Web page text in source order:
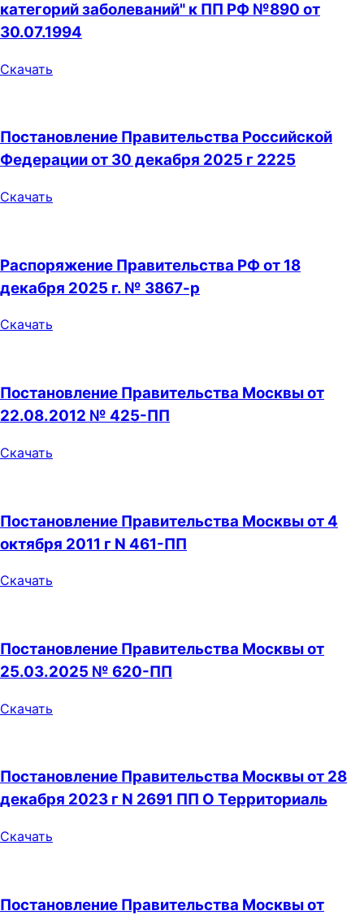
категорий заболеваний" к ПП РФ №890 от
30.07.1994
Скачать
Постановление Правительства Российской
Федерации от 30 декабря 2025 г 2225
Скачать
Распоряжение Правительства РФ от 18
декабря 2025 г. № 3867-р
Скачать
Постановление Правительства Москвы от
22.08.2012 № 425-ПП
Скачать
Постановление Правительства Москвы от 4
октября 2011 г N 461-ПП
Скачать
Постановление Правительства Москвы от
25.03.2025 № 620-ПП
Скачать
Постановление Правительства Москвы от 28
декабря 2023 г N 2691 ПП О Территориаль
Скачать
Постановление Правительства Москвы от